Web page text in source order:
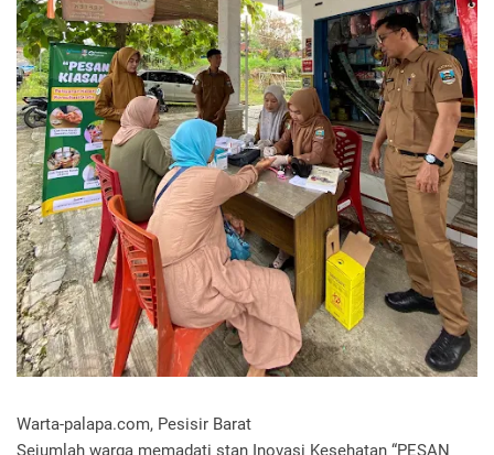
Warta-palapa.com, Pesisir Barat
Sejumlah warga memadati stan Inovasi Kesehatan “PESAN